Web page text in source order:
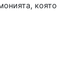
която